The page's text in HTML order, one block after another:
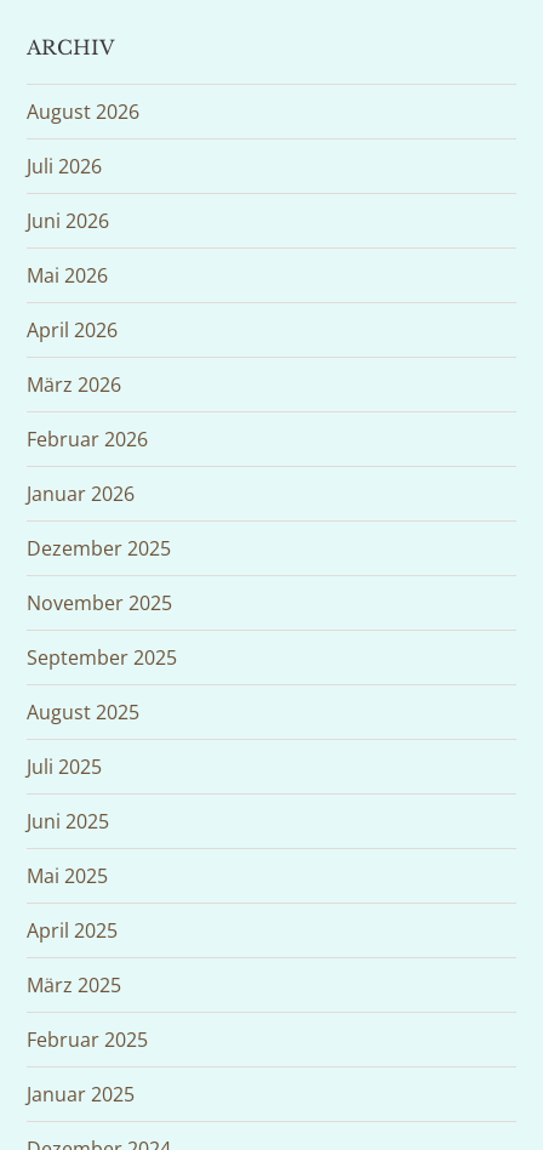
ARCHIV
August 2026
Juli 2026
Juni 2026
Mai 2026
April 2026
März 2026
Februar 2026
Januar 2026
Dezember 2025
November 2025
September 2025
August 2025
Juli 2025
Juni 2025
Mai 2025
April 2025
März 2025
Februar 2025
Januar 2025